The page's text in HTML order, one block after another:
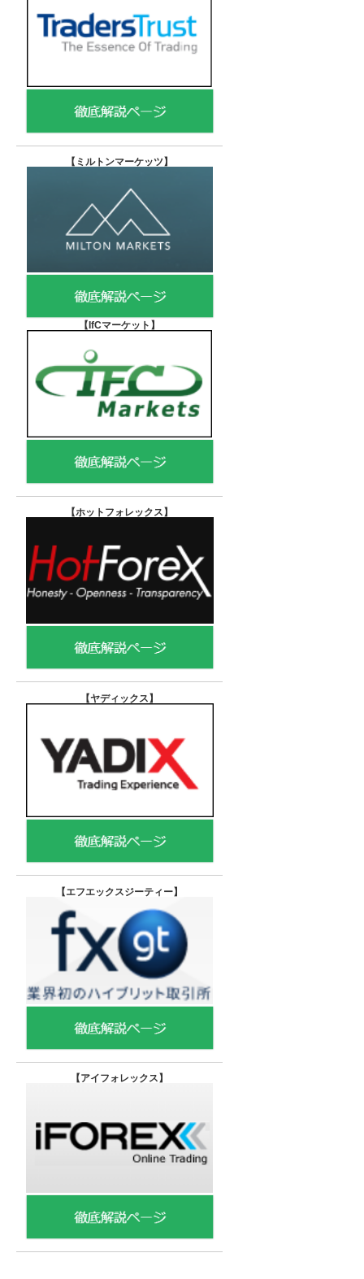
【 ミルトンマーケッツ】
【IfCマーケット 】
【ホットフォレックス】
【ヤディックス】
【エフエックスジーティー】
【アイフォレックス】